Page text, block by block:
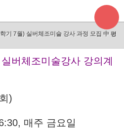
기 7월) 실버체조미술 강사 과정 모집 中 평
실버체조미술강사 강의계
)
매주 금요일